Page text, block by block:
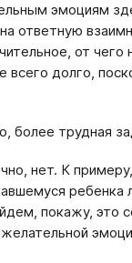
эмоциям
ответную
от чего
всего долго,
более трудная
нет. К
ребенка
покажу, это